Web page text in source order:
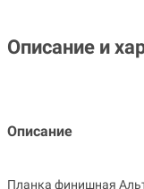
Описание и
Описание
Планка финишная